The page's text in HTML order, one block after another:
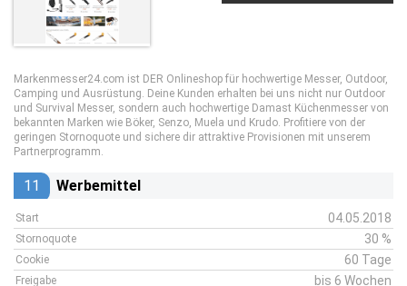
Markenmesser24.com ist DER Onlineshop für hochwertige Messer, Outdoor,
Camping und Ausrüstung. Deine Kunden erhalten bei uns nicht nur Outdoor
und Survival Messer, sondern auch hochwertige Damast Küchenmesser von
bekannten Marken wie Böker, Senzo, Muela und Krudo. Profitiere von der
geringen Stornoquote und sichere dir attraktive Provisionen mit unserem
Partnerprogramm.
11 Werbemittel
Start 04.05.2018
Stornoquote 30 %
Cookie 60 Tage
Freigabe bis 6 Wochen